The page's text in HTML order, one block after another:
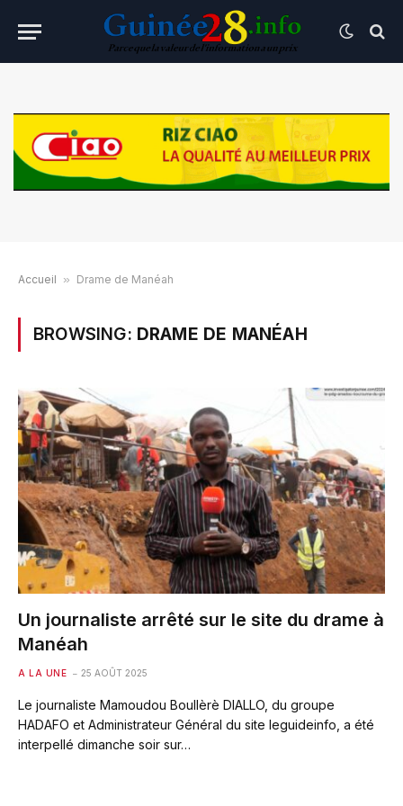
Accueil » Drame de Manéah
BROWSING: DRAME DE MANÉAH
Un journaliste arrêté sur le site du drame à
Manéah
A LA UNE 25 AOÛT 2025
Le journaliste Mamoudou Boullèrè DIALLO, du groupe
HADAFO et Administrateur Général du site leguideinfo, a été
interpellé dimanche soir sur…